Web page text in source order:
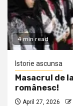
4 min read
Istorie ascunsa
Masacrul de
românesc!
April 27, 2026